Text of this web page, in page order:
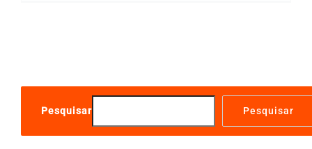
Pesquisar Pesquisar